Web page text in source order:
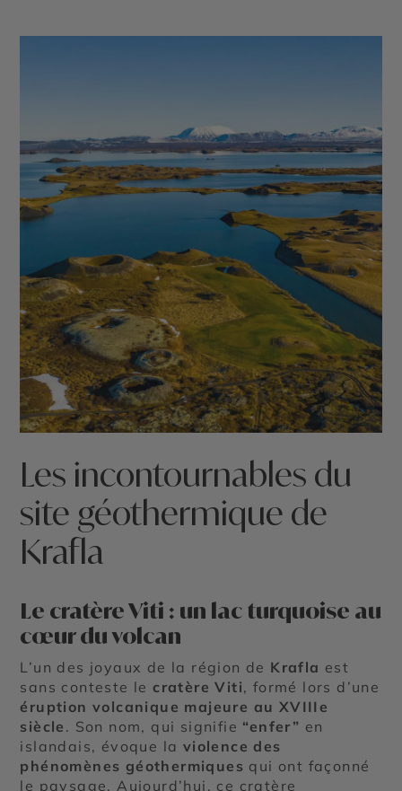
Les incontournables du
site géothermique de
Krafla
Le cratère Viti : un lac turquoise au
cœur du volcan
L’un des joyaux de la région de Krafla est
sans conteste le cratère Viti, formé lors d’une
éruption volcanique majeure au XVIIIe
siècle . Son nom, qui signifie “enfer” en
islandais, évoque la violence des
phénomènes géothermiques qui ont façonné
le paysage. Aujourd’hui, ce cratère